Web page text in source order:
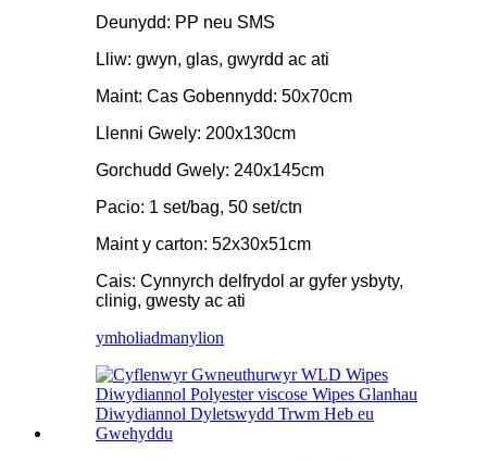
Deunydd: PP neu SMS
Lliw: gwyn, glas, gwyrdd ac ati
Maint: Cas Gobennydd: 50x70cm
Llenni Gwely: 200x130cm
Gorchudd Gwely: 240x145cm
Pacio: 1 set/bag, 50 set/ctn
Maint y carton: 52x30x51cm
Cais: Cynnyrch delfrydol ar gyfer ysbyty,
clinig, gwesty ac ati
ymholiadmanylion